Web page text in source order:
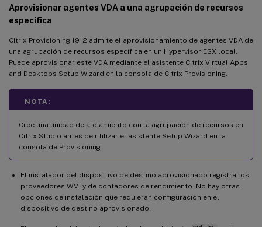
Aprovisionar agentes VDA a una agrupación de recursos
específica
Citrix Provisioning 1912 admite el aprovisionamiento de agentes VDA de
una agrupación de recursos específica en un Hypervisor ESX local.
Puede aprovisionar este VDA mediante el asistente Citrix Virtual Apps
and Desktops Setup Wizard en la consola de Citrix Provisioning.
NOTA:
Cree una unidad de alojamiento con la agrupación de recursos en
Citrix Studio antes de utilizar el asistente Setup Wizard en la
consola de Provisioning.
El instalador del dispositivo de destino aprovisionado registra los
proveedores WMI y de contadores de rendimiento. No hay otras
opciones de instalación que requieran configuración en el
dispositivo de destino aprovisionado.